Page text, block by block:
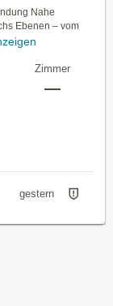
Nahe
Ebenen – vom
Zimmer
—
gestern